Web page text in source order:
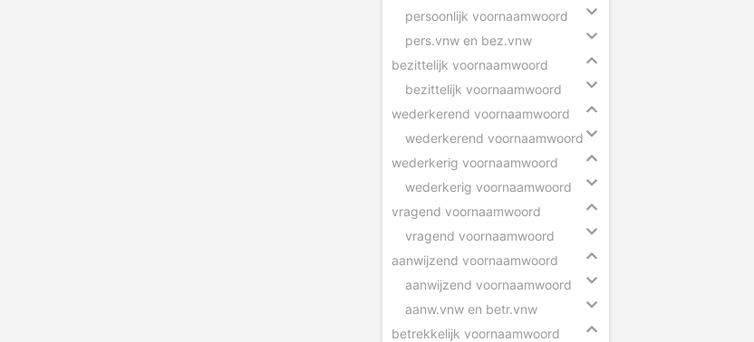
persoonlijk voornaamwoord
pers.vnw en bez.vnw
bezittelijk voornaamwoord
bezittelijk voornaamwoord
wederkerend voornaamwoord
wederkerend voornaamwoord
wederkerig voornaamwoord
wederkerig voornaamwoord
vragend voornaamwoord
vragend voornaamwoord
aanwijzend voornaamwoord
aanwijzend voornaamwoord
aanw.vnw en betr.vnw
betrekkelijk voornaamwoord